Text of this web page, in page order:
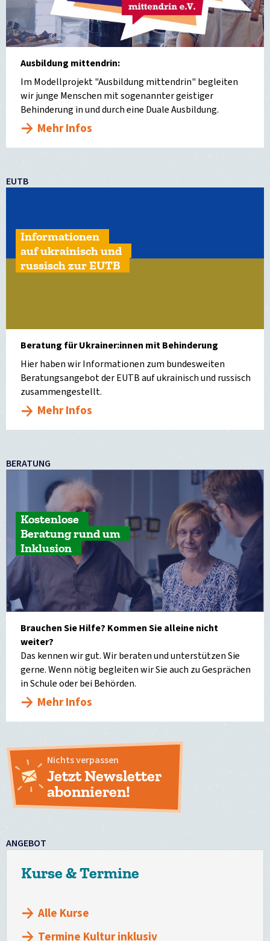
Ausbildung mittendrin:
Im Modellprojekt "Ausbildung mittendrin" begleiten
wir junge Menschen mit sogenannter geistiger
Behinderung in und durch eine Duale Ausbildung.
Mehr Infos
EUTB
Informationen
auf ukrainisch und
russisch zur EUTB
Beratung für Ukrainer:innen mit Behinderung
Hier haben wir Informationen zum bundesweiten
Beratungsangebot der EUTB auf ukrainisch und russisch
zusammengestellt.
Mehr Infos
BERATUNG
Kostenlose
Beratung rund um
Inklusion
Brauchen Sie Hilfe? Kommen Sie alleine nicht
weiter?
Das kennen wir gut. Wir beraten und unterstützen Sie
gerne. Wenn nötig begleiten wir Sie auch zu Gesprächen
in Schule oder bei Behörden.
Mehr Infos
Nichts verpassen
Jetzt Newsletter
abonnieren!
ANGEBOT
Kurse & Termine
Alle Kurse
Termine Kultur inklusiv